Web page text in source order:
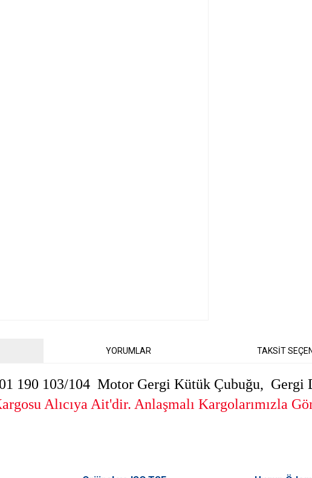
YORUMLAR TAKSİT
190 103/104 Motor Gergi Kütük Çubuğu, Gergi
Alıcıya Ait'dir. Anlaşmalı Kargolarımızla